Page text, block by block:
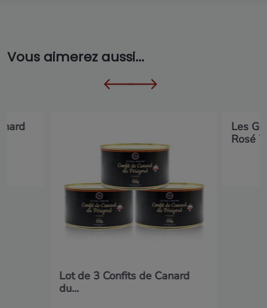
Vous aimerez aussi...
Lot de 3 Confits de Canard
du...
Les
Rosé